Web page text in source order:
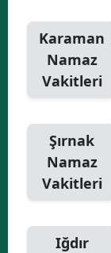
Karaman
Namaz
Vakitleri
Şırnak
Namaz
Vakitleri
Iğdır